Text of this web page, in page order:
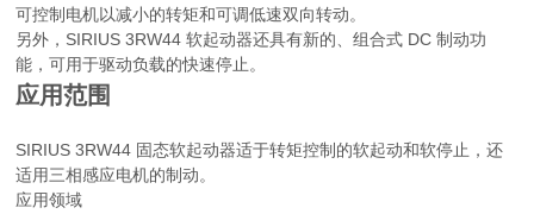
可控制电机以减小的转矩和可调低速双向转动。
另外，SIRIUS 3RW44 软起动器还具有新的、组合式 DC 制动功
能，可用于驱动负载的快速停止。
应用范围
SIRIUS 3RW44 固态软起动器适于转矩控制的软起动和软停止，还
适用三相感应电机的制动。
应用领域